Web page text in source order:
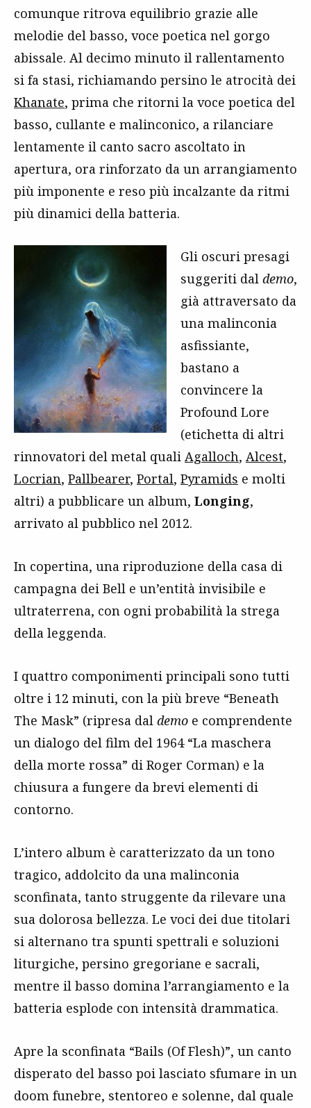
comunque ritrova equilibrio grazie alle
melodie del basso, voce poetica nel gorgo
abissale. Al decimo minuto il rallentamento
si fa stasi, richiamando persino le atrocità dei
Khanate, prima che ritorni la voce poetica del
basso, cullante e malinconico, a rilanciare
lentamente il canto sacro ascoltato in
apertura, ora rinforzato da un arrangiamento
più imponente e reso più incalzante da ritmi
più dinamici della batteria.
Gli oscuri presagi
suggeriti dal demo,
già attraversato da
una malinconia
asfissiante,
bastano a
convincere la
Profound Lore
(etichetta di altri
rinnovatori del metal quali Agalloch, Alcest,
Locrian, Pallbearer, Portal, Pyramids e molti
altri) a pubblicare un album, Longing,
arrivato al pubblico nel 2012.
In copertina, una riproduzione della casa di
campagna dei Bell e un’entità invisibile e
ultraterrena, con ogni probabilità la strega
della leggenda.
I quattro componimenti principali sono tutti
oltre i 12 minuti, con la più breve “Beneath
The Mask” (ripresa dal demo e comprendente
un dialogo del film del 1964 “La maschera
della morte rossa” di Roger Corman) e la
chiusura a fungere da brevi elementi di
contorno.
L’intero album è caratterizzato da un tono
tragico, addolcito da una malinconia
sconfinata, tanto struggente da rilevare una
sua dolorosa bellezza. Le voci dei due titolari
si alternano tra spunti spettrali e soluzioni
liturgiche, persino gregoriane e sacrali,
mentre il basso domina l’arrangiamento e la
batteria esplode con intensità drammatica.
Apre la sconfinata “Bails (Of Flesh)”, un canto
disperato del basso poi lasciato sfumare in un
doom funebre, stentoreo e solenne, dal quale